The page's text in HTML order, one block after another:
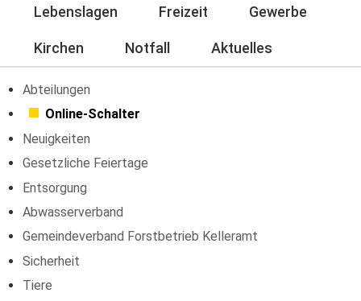
Lebenslagen Freizeit Gewerbe
Kirchen Notfall Aktuelles
Abteilungen
Online-Schalter
Neuigkeiten
Gesetzliche Feiertage
Entsorgung
Abwasserverband
Gemeindeverband Forstbetrieb Kelleramt
Sicherheit
Tiere